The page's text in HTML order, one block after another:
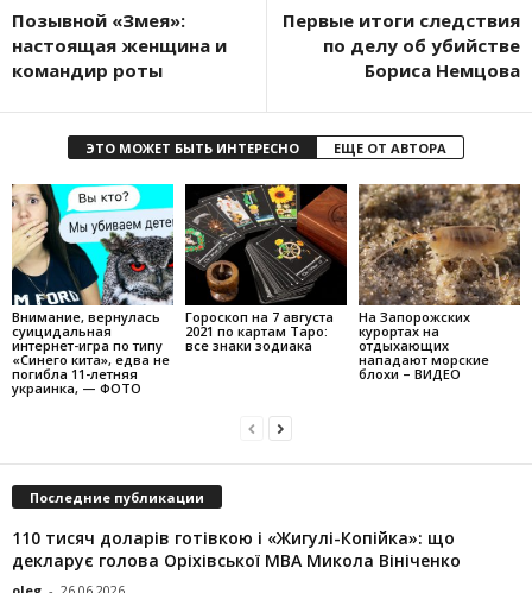
Позывной «Змея»:
настоящая женщина и
командир роты
Первые итоги следствия
по делу об убийстве
Бориса Немцова
ЭТО МОЖЕТ БЫТЬ ИНТЕРЕСНО ЕЩЕ ОТ АВТОРА
Внимание, вернулась
суицидальная
интернет-игра по типу
«Синего кита», едва не
погибла 11-летняя
украинка, — ФОТО
Гороскоп на 7 августа
2021 по картам Таро:
все знаки зодиака
На Запорожских
курортах на
отдыхающих
нападают морские
блохи – ВИДЕО
Последние публикации
110 тисяч доларів готівкою і «Жигулі-Копійка»: що
декларує голова Оріхівської МВА Микола Вініченко